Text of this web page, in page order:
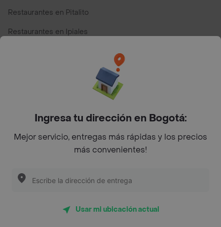
Restaurantes en Pitalito
Restaurantes en Ipiales
Top Marcas y Cadenas de Restaurantes
Encuéntranos en estos países
App Store Google play
Restaurantes cerca de mi para pedir Comida a Domicilio -
Ingresa tu dirección en Bogotá:
Mejor servicio, entregas más rápidas y los precios
más convenientes!
Usar mi ubicación actual